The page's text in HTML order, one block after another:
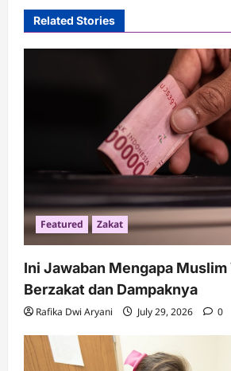
vRelated Stories
Featured Zakat
Ini Jawaban Mengapa Muslim
Berzakat dan Dampaknya
Rafika Dwi Aryani July 29, 2026 0